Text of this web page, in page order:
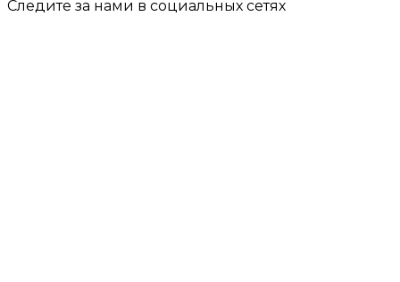
Следите за нами в социальных сетях